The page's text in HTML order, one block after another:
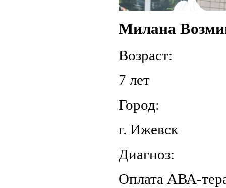
Милана
Возраст:
7 лет
Город:
г. Ижевск
Диагноз:
Оплата АВА-